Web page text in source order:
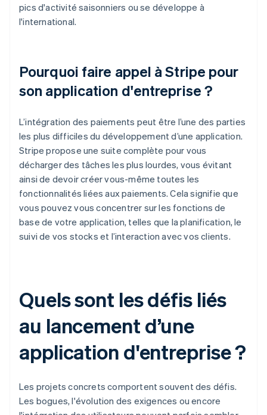
pics d'activité saisonniers ou se développe à
l'international.
Pourquoi faire appel à Stripe pour
son application d'entreprise ?
L’intégration des paiements peut être l’une des parties
les plus difficiles du développement d’une application.
Stripe propose une suite complète pour vous
décharger des tâches les plus lourdes, vous évitant
ainsi de devoir créer vous-même toutes les
fonctionnalités liées aux paiements. Cela signifie que
vous pouvez vous concentrer sur les fonctions de
base de votre application, telles que la planification, le
suivi de vos stocks et l’interaction avec vos clients.
Quels sont les défis liés
au lancement d’une
application d'entreprise ?
Les projets concrets comportent souvent des défis.
Les bogues, l'évolution des exigences ou encore